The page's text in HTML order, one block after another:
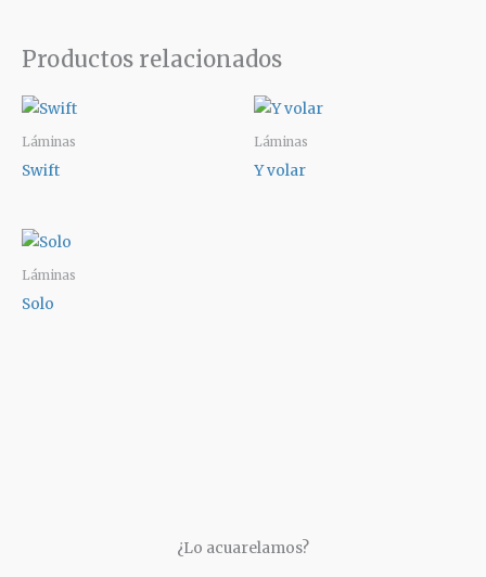
Productos relacionados
Láminas
Swift
Láminas
Y volar
Láminas
Solo
¿Lo acuarelamos?